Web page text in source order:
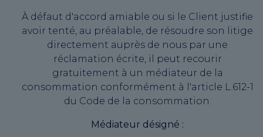
À défaut d'accord amiable ou si le Client justifie
avoir tenté, au préalable, de résoudre son litige
directement auprès de nous par une
réclamation écrite, il peut recourir
gratuitement à un médiateur de la
consommation conformément à l'article L.612-1
du Code de la consommation.
Médiateur désigné :